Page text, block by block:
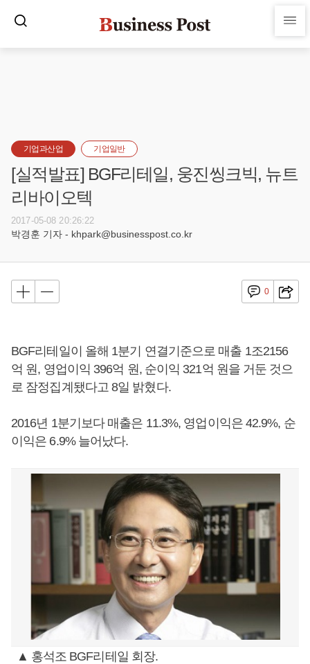
기업과산업 기업일반
[실적발표] BGF리테일, 웅진씽크빅, 뉴트
리바이오텍
2017-05-08 20:26:22
박경훈 기자 - khpark@businesspost.co.kr
0
BGF리테일이 올해 1분기 연결기준으로 매출 1조2156
억 원, 영업이익 396억 원, 순이익 321억 원을 거둔 것으
로 잠정집계됐다고 8일 밝혔다.
2016년 1분기보다 매출은 11.3%, 영업이익은 42.9%, 순
이익은 6.9% 늘어났다.
▲ 홍석조 BGF리테일 회장.